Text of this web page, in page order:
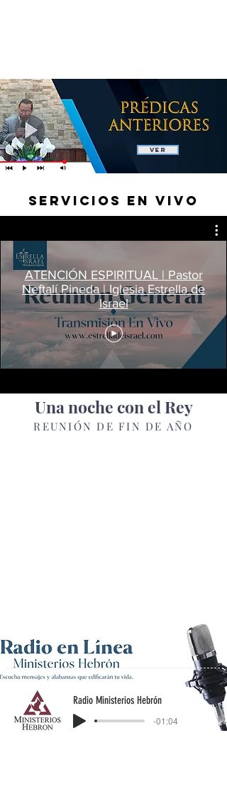
VER
SERVICIOS EN VIVO
ATENCIÓN ESPIRITUAL | Pastor
Neftalí Pineda | Iglesia Estrella de
Israel
Una noche con el Rey
REUNIÓN DE FIN DE AÑO
Radio Ministerios Hebrón
-01:04